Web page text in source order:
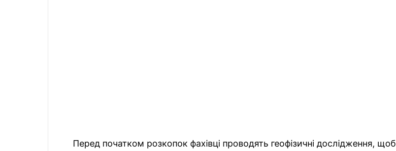
Перед початком розкопок фахівці проводять геофізичні дослідження, щоб